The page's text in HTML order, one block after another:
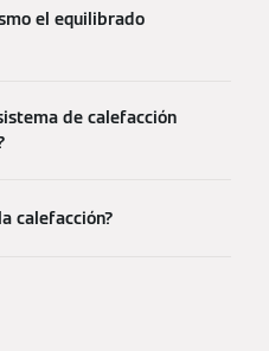
el equilibrado
de calefacción
calefacción?